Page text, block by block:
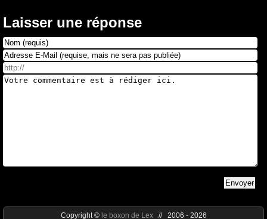
Laisser une réponse
Copyright © le boxon de Lex// 2006 - 2026